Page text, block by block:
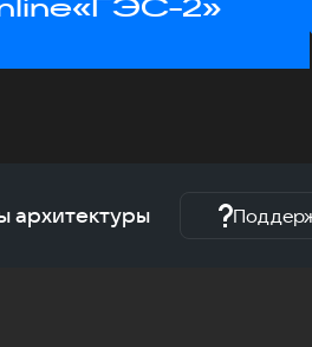
«ГЭС-2»
архитектуры